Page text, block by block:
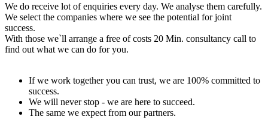
We do receive lot of enquiries every day. We analyse them carefully.
We select the companies where we see the potential for joint
success.
With those we`ll arrange a free of costs 20 Min. consultancy call to
find out what we can do for you.
If we work together you can trust, we are 100% committed to
success.
We will never stop - we are here to succeed.
The same we expect from our partners.